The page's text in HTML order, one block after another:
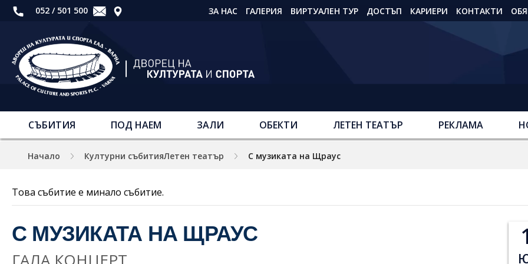
052 / 501 500 ЗА НАС ГАЛЕРИЯ ВИРТУАЛЕН ТУР ДОСТЪП КАРИЕРИ КОНТАКТИ
СЪБИТИЯ ПОД НАЕМ ЗАЛИ ОБЕКТИ ЛЕТЕН ТЕАТЪР РЕКЛАМА
Начало Културни събитияЛетен театър С музиката на Щраус
Това събитие е минало събитие.
С МУЗИКАТА НА ЩРАУС